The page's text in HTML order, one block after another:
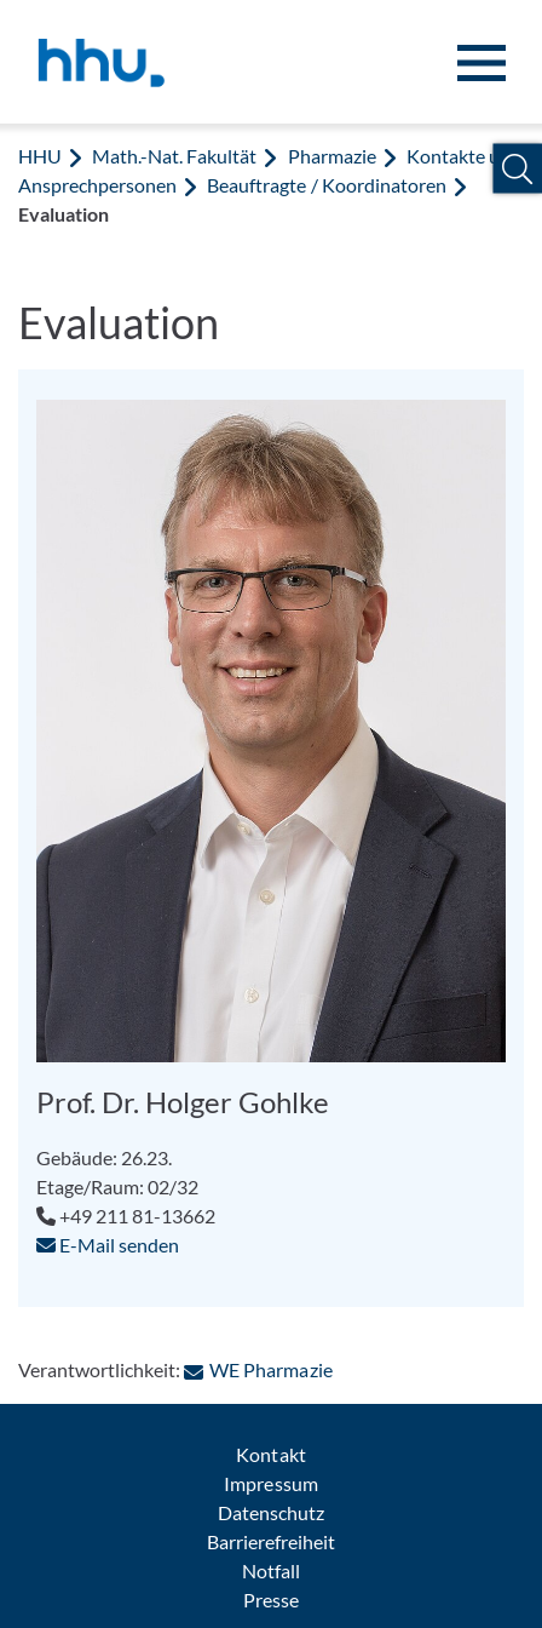
HHU Math.-Nat. Fakultät Pharmazie
Kontakte und
Ansprechpersonen
Beauftragte / Koordinatoren
Evaluation
Evaluation
Prof. Dr. Holger Gohlke
Gebäude: 26.23.
Etage/Raum: 02/32
+49 211 81-13662
E-Mail senden
Verantwortlichkeit: WE Pharmazie: Per E-Mail kontaktieren
Kontakt
Impressum
Datenschutz
Barrierefreiheit
Notfall
Presse